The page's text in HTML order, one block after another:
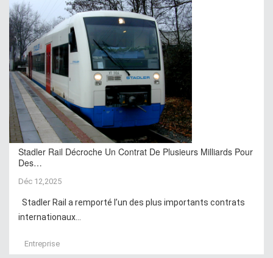
Stadler Rail Décroche Un Contrat De Plusieurs Milliards Pour
Des…
Déc 12,2025
Stadler Rail a remporté l’un des plus importants contrats
internationaux...
Entreprise